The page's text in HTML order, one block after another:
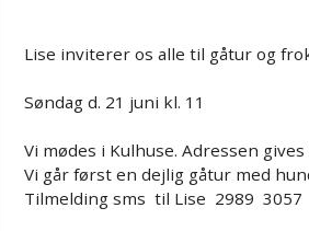
Lise inviterer os alle til gåtur og
Søndag d. 21 juni kl. 11
Vi mødes i Kulhuse. Adressen
Vi går først en dejlig gåtur med
Tilmelding sms til Lise 2989 3057